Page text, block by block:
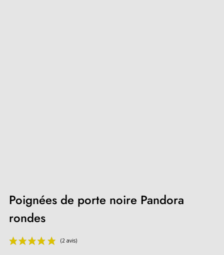
Poignées de porte noire Pandora
rondes